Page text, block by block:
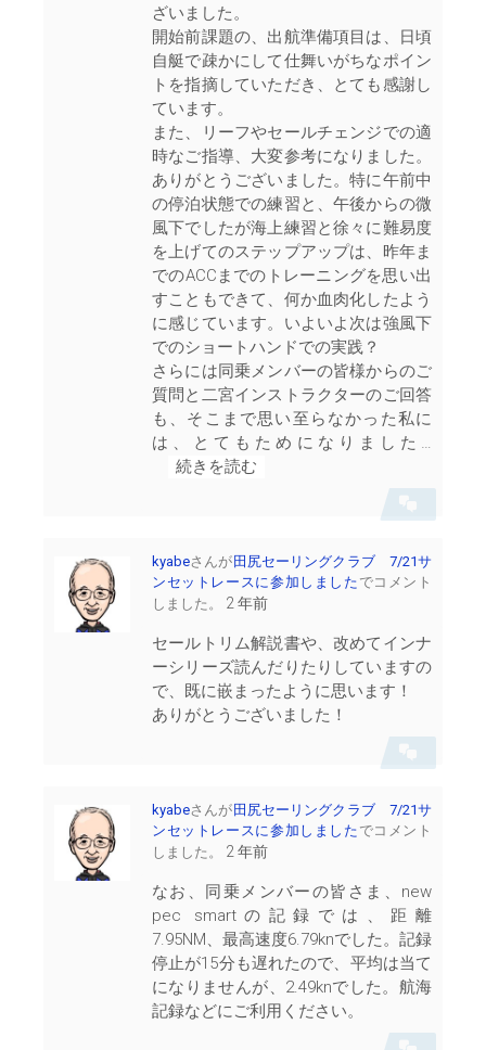
ざいました。
開始前課題の、出航準備項目は、日頃
自艇で疎かにして仕舞いがちなポイン
トを指摘していただき、とても感謝し
ています。
また、リーフやセールチェンジでの適
時なご指導、大変参考になりました。
ありがとうございました。特に午前中
の停泊状態での練習と、午後からの微
風下でしたが海上練習と徐々に難易度
を上げてのステップアップは、昨年ま
でのACCまでのトレーニングを思い出
すこともできて、何か血肉化したよう
に感じています。いよいよ次は強風下
でのショートハンドでの実践？
さらには同乗メンバーの皆様からのご
質問と二宮インストラクターのご回答
も、そこまで思い至らなかった私に
は、とてもためになりました…
続きを読む
会
話
表
示
kyabeさんが 田尻セーリングクラブ 7/21サ
ンセットレースに参加しました でコメント
しました。 2 年前
セールトリム解説書や、改めてインナ
ーシリーズ読んだりたりしていますの
で、既に嵌まったように思います！
ありがとうございました！
会
話
表
示
kyabeさんが 田尻セーリングクラブ 7/21サ
ンセットレースに参加しました でコメント
しました。 2 年前
なお、同乗メンバーの皆さま、new
pec smartの記録では、距離
7.95NM、最高速度6.79knでした。記録
停止が15分も遅れたので、平均は当て
になりませんが、2.49knでした。航海
記録などにご利用ください。